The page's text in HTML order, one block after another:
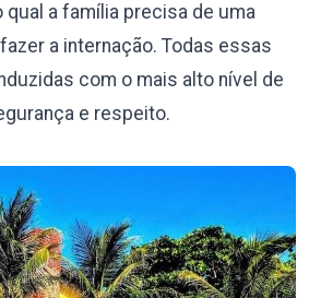
a família precisa de uma
a internação. Todas essas
com o mais alto nível de
e respeito.